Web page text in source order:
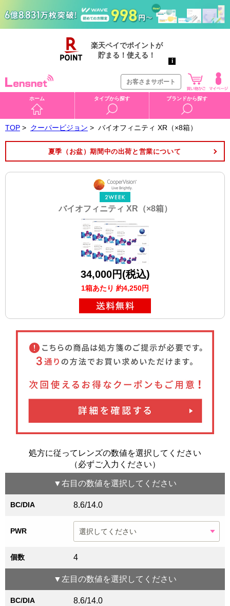
お客さまサポート
ホーム タイプから探す ブランドから探す
TOP > クーパービジョン > バイオフィニティ XR（×8箱）
夏季（お盆）期間中の出荷と営業について
バイオフィニティ XR（×8箱）
34,000円(税込)
1箱あたり 約4,250円
処方に従ってレンズの数値を選択してください
（必ずご入力ください）
▼右目 の数値を選択してください
BC/DIA 8.6/14.0
PWR
個数 4
▼ 左目 の数値を選択してください
BC/DIA 8.6/14.0